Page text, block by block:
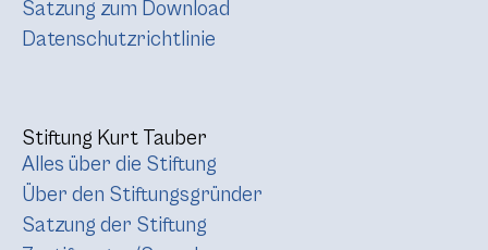
Satzung zum Download
Datenschutzrichtlinie
Stiftung Kurt Tauber
Alles über die Stiftung
Über den Stiftungsgründer
Satzung der Stiftung